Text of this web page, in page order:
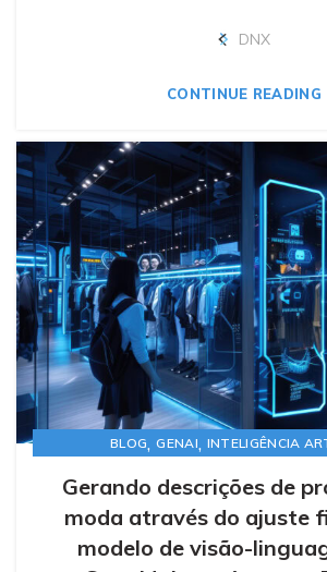
DNX
CONTINUE READING
BLOG,GENAI, INTELIGÊNCIA
Gerando descrições de
moda através do ajuste
modelo de visão-